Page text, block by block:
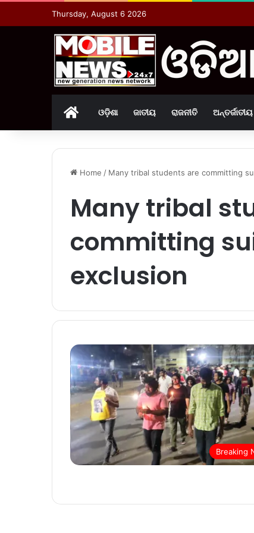
Thursday, August 6 2026
Homeଓଡ଼ିଶା ଜାତୀୟ ରାଜନୀତି ଅନ୍ତର୍ଜାତୀୟ
Home / Many tribal students are committing
Many tribal
committing
exclusion
Breaking